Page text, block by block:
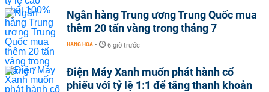
Ngân hàng Trung ương Trung Quốc mua
thêm 20 tấn vàng trong tháng 7
HÀNG HÓA - 6 giờ trước
Điện Máy Xanh muốn phát hành cổ
phiếu với tỷ lệ 1:1 để tăng thanh khoản